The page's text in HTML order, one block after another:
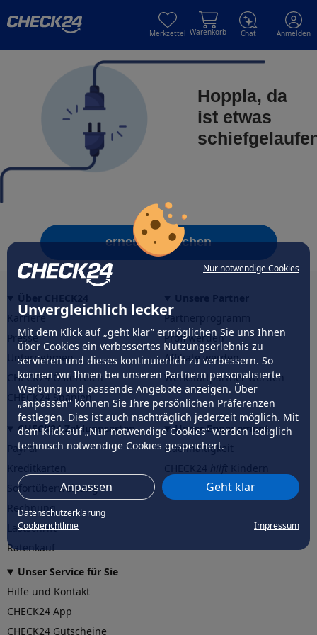
Nur notwendige Cookies
Unvergleichlich lecker
Mit dem Klick auf „geht klar” ermöglichen Sie uns Ihnen
über Cookies ein verbessertes Nutzungserlebnis zu
servieren und dieses kontinuierlich zu verbessern. So
können wir Ihnen bei unseren Partnern personalisierte
Werbung und passende Angebote anzeigen. Über
„anpassen” können Sie Ihre persönlichen Präferenzen
festlegen. Dies ist auch nachträglich jederzeit möglich. Mit
dem Klick auf „Nur notwendige Cookies” werden lediglich
technisch notwendige Cookies gespeichert.
Anpassen Geht klar
Datenschutzerklärung
Cookierichtlinie
Impressum
Merkzettel Warenkorb Chat Anmelden
Hoppla, da
ist etwas
erneut versuchen
Karriere
Presse
Unternehmen
CHECK24 Österreich
CHECK24 Spanien
Partnerprogramm
Profi werden
Affiliate werden
Werkstattpartner werden
CHECK24 Zahlungsarten
PayPal
Sofortüberweisung
Rechnung
Lastschrift
Ratenkauf
Unser Engagement
Nachhaltigkeit
CHECK24hilftder Natur
Unser Service für Sie
Hilfe und Kontakt
CHECK24 App
CHECK24 Gutscheine